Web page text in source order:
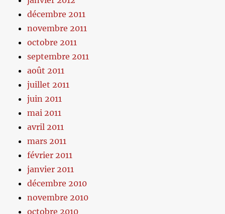
décembre 2011
novembre 2011
octobre 2011
septembre 2011
août 2011
juillet 2011
juin 2011
mai 2011
avril 2011
mars 2011
février 2011
janvier 2011
décembre 2010
novembre 2010
octobre 2010